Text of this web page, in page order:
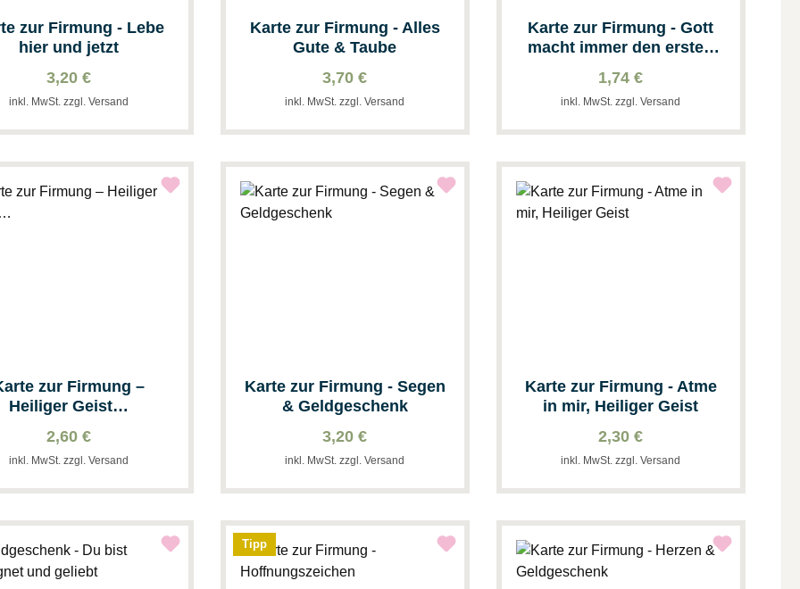
zur Firmung - Lebe
hier und jetzt
3,20 €
inkl. MwSt. zzgl. Versand
Karte zur Firmung - Alles
Gute & Taube
3,70 €
inkl. MwSt. zzgl. Versand
Karte zur Firmung - Gott
macht immer den ersten
1,74 €
inkl. MwSt. zzgl. Versand
zur Firmung –
Heiliger Geist…
2,60 €
inkl. MwSt. zzgl. Versand
Karte zur Firmung - Segen
& Geldgeschenk
3,20 €
inkl. MwSt. zzgl. Versand
Karte zur Firmung - Atme
in mir, Heiliger Geist
2,30 €
inkl. MwSt. zzgl. Versand
Tipp